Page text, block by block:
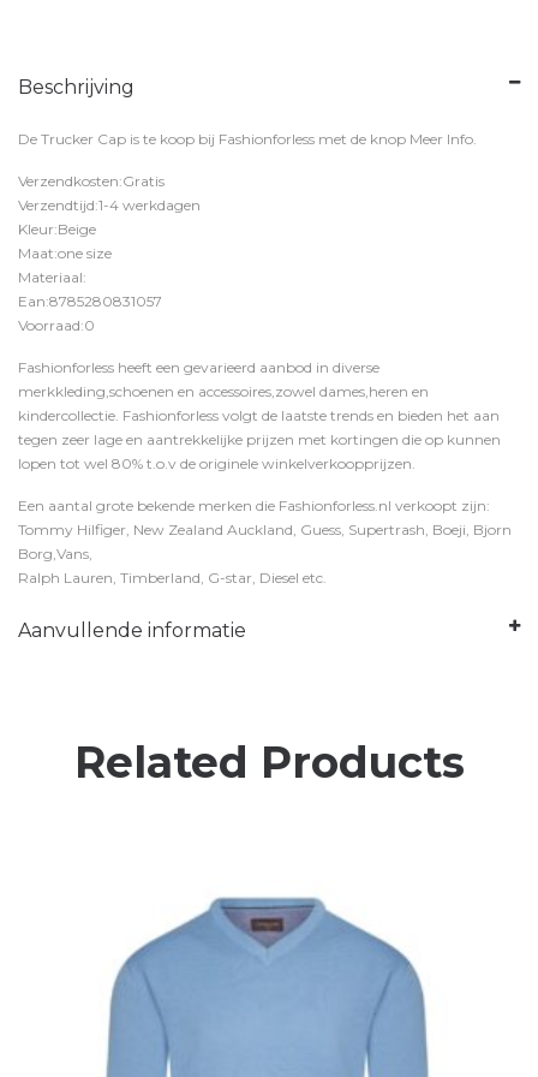
Beschrijving
De Trucker Cap is te koop bij Fashionforless met de knop Meer Info.
Verzendkosten:Gratis
Verzendtijd:1-4 werkdagen
Kleur:Beige
Maat:one size
Materiaal:
Ean:8785280831057
Voorraad:0
Fashionforless heeft een gevarieerd aanbod in diverse
merkkleding,schoenen en accessoires,zowel dames,heren en
kindercollectie. Fashionforless volgt de laatste trends en bieden het aan
tegen zeer lage en aantrekkelijke prijzen met kortingen die op kunnen
lopen tot wel 80% t.o.v de originele winkelverkoopprijzen.
Een aantal grote bekende merken die Fashionforless.nl verkoopt zijn:
Tommy Hilfiger, New Zealand Auckland, Guess, Supertrash, Boeji, Bjorn
Borg,Vans,
Ralph Lauren, Timberland, G-star, Diesel etc.
Aanvullende informatie
Related Products